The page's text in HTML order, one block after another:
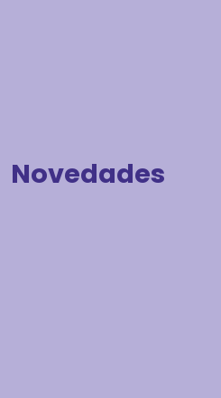
Novedades